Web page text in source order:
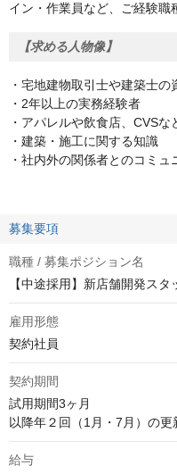
イン・作業員など、ご経験職
【求める人物像】
・宅地建物取引士や建築士
・2年以上の実務経験者
・アパレルや飲食店、CVS
・建築・施工に関する知識
・社内外の関係者とのコミ
募集要項
職種 / 募集ポジション名
【中途採用】新店舗開発スタ
雇用形態
契約社員
契約期間
試用期間3ヶ月
以降年２回（1月・7月）の更
給与